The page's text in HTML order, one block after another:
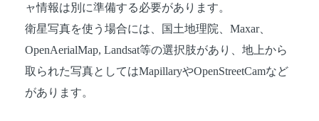
ャ情報は別に準備する必要があります。
衛星写真を使う場合には、国土地理院、Maxar、
OpenAerialMap, Landsat等の選択肢があり、地上から
取られた写真としてはMapillaryやOpenStreetCamなど
があります。